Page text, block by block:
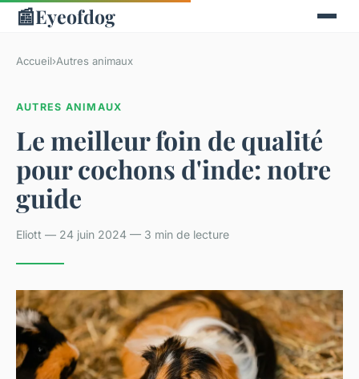
📰Eyeofdog
Accueil›Autres animaux
AUTRES ANIMAUX
Le meilleur foin de qualité
pour cochons d'inde: notre
guide
Eliott — 24 juin 2024 — 3 min de lecture